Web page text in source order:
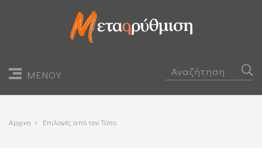
ΜΕΝΟΥ
Αρχικη > Επιλογές από τον Τύπο